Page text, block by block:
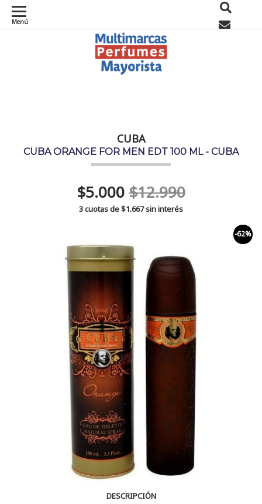
Menú
CUBA
CUBA ORANGE FOR MEN EDT 100 ML - CUBA
$5.000$12.990
3 cuotas de$1.667sin interés
-62%
DESCRIPCIÓN